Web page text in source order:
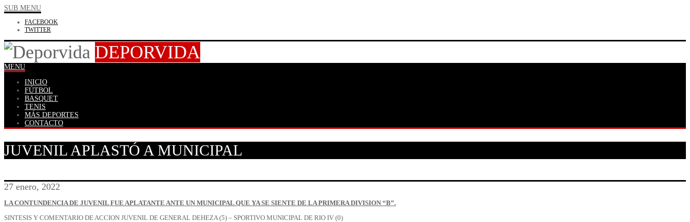
SUB MENU
FACEBOOK
TWITTER
DEPORVIDA
MENU
INICIO
FÚTBOL
BASQUET
TENIS
MÁS DEPORTES
CONTACTO
JUVENIL APLASTÓ A MUNICIPAL
27 enero, 2022
LA CONTUNDENCIA DE JUVENIL FUE APLATANTE ANTE UN MUNICIPAL QUE YA SE SIENTE DE LA PRIMERA DIVISION “B”.
SINTESIS Y COMENTARIO DE ACCION JUVENIL DE GENERAL DEHEZA (5) – SPORTIVO MUNICIPAL DE RIO IV (0)